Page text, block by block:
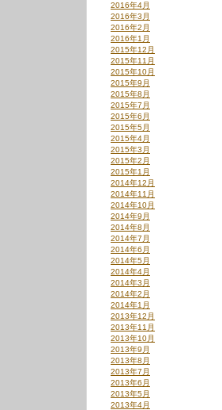
2016年4月
2016年3月
2016年2月
2016年1月
2015年12月
2015年11月
2015年10月
2015年9月
2015年8月
2015年7月
2015年6月
2015年5月
2015年4月
2015年3月
2015年2月
2015年1月
2014年12月
2014年11月
2014年10月
2014年9月
2014年8月
2014年7月
2014年6月
2014年5月
2014年4月
2014年3月
2014年2月
2014年1月
2013年12月
2013年11月
2013年10月
2013年9月
2013年8月
2013年7月
2013年6月
2013年5月
2013年4月